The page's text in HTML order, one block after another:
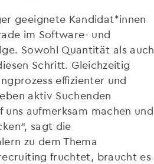
geeignete Kandidat*innen
im Software- und
Sowohl Quantität als auch
Schritt. Gleichzeitig
effizienter und
aktiv Suchenden
aufmerksam machen und
sagt die
zu dem Thema
fruchtet, braucht es